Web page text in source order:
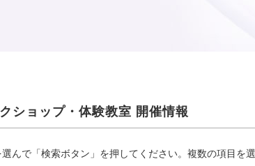
ショップ・体験教室 開催情報
んで「検索ボタン」を押してください。複数の項目を